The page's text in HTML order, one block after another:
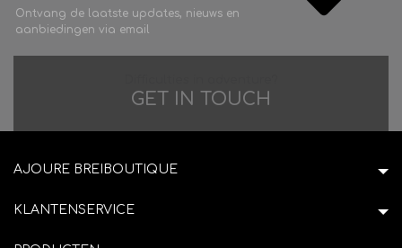
Ontvang de laatste updates, nieuws en
aanbiedingen via email
GET IN TOUCH
AJOURE BREIBOUTIQUE
KLANTENSERVICE